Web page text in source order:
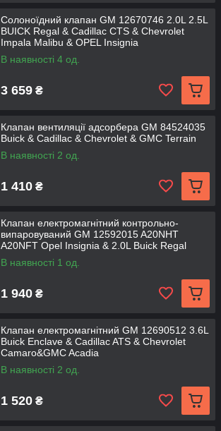
Солоноїдний клапан GM 12670746 2.0L 2.5L
BUICK Regal & Cadillac CTS & Chevrolet
Impala Malibu & OPEL Insignia
В наявності 4 од.
3 659 ₴
Клапан вентиляції адсорбера GM 84524035
Buick & Cadillac & Chevrolet & GMC Terrain
В наявності 2 од.
1 410 ₴
Клапан електромагнітний контрольно-
випаровуваний GM 12592015 A20NHT
A20NFT Opel Insignia & 2.0L Buick Regal
В наявності 1 од.
1 940 ₴
Клапан електромагнітний GM 12690512 3.6L
Buick Enclave & Cadillac ATS & Chevrolet
Camaro&GMC Acadia
В наявності 2 од.
1 520 ₴